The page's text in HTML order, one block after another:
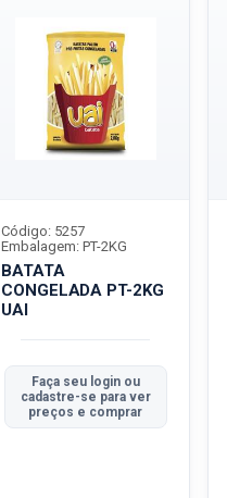
BATATA
CONGELADA PT-2KG
UAI
Código: 5257
Embalagem: PT-2KG
Faça seu login ou
cadastre-se para ver
preços e comprar